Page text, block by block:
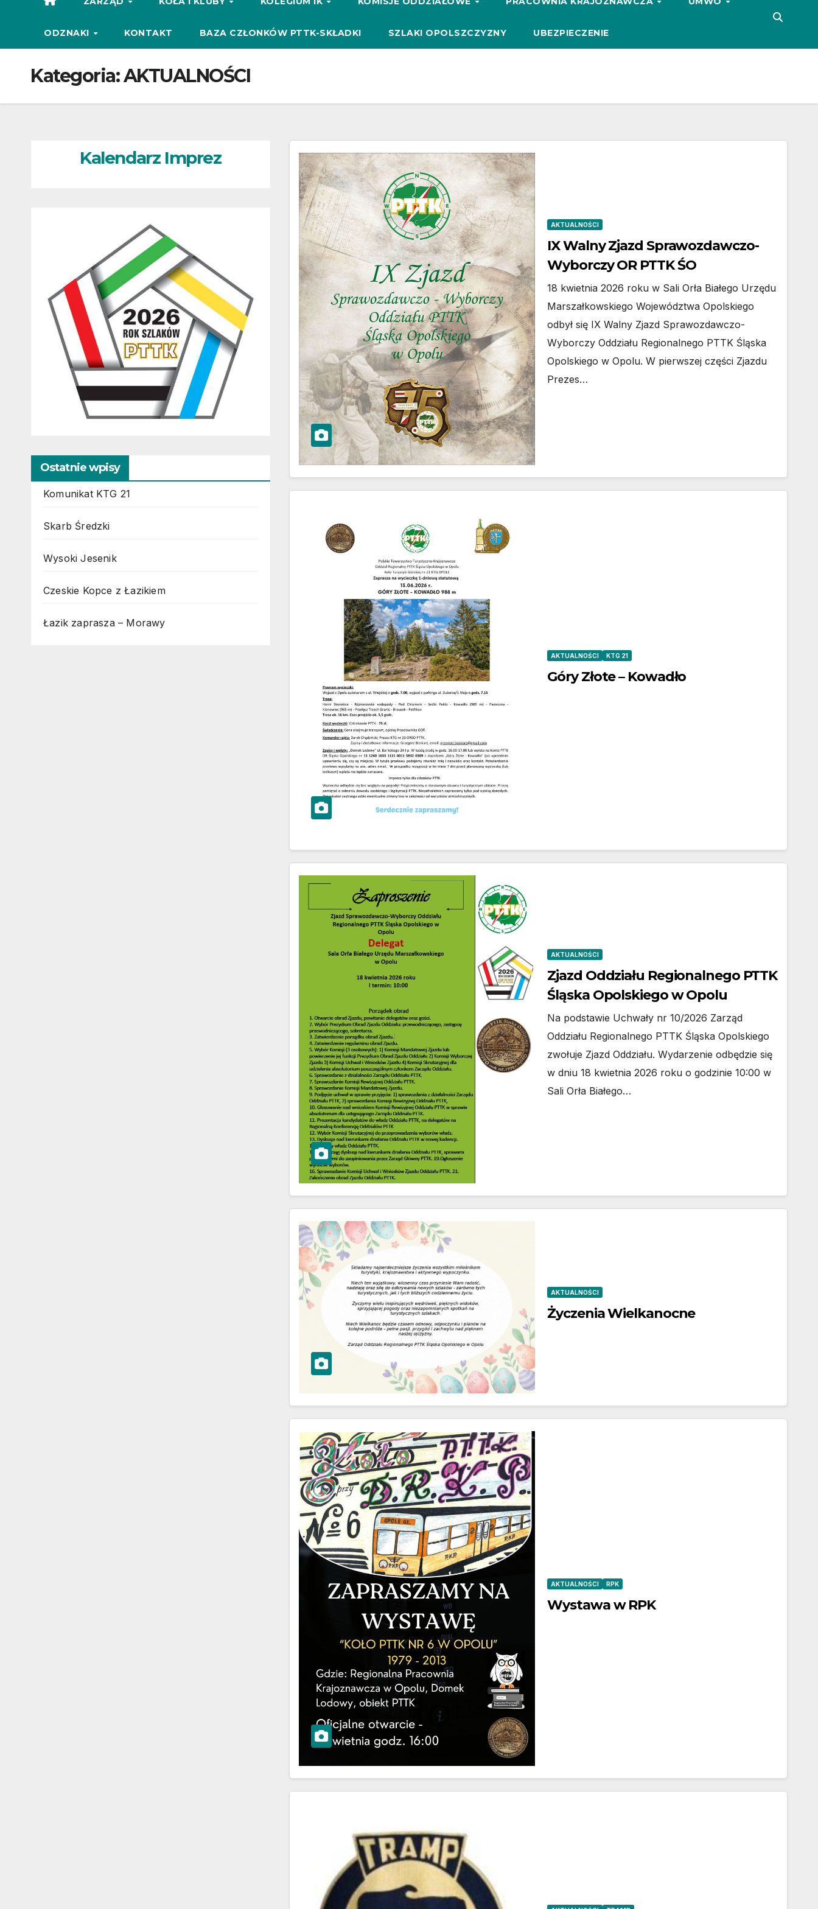
ODZNAKI KONTAKT BAZA CZŁONKÓW PTTK-SKŁADKI SZLAKI OPOLSZCZYZNY UBEZPIECZENIE
Kategoria:AKTUALNOŚCI
Kalendarz Imprez
Ostatnie wpisy
Komunikat KTG 21
Skarb Średzki
Wysoki Jesenik
Czeskie Kopce z Łazikiem
Łazik zaprasza – Morawy
AKTUALNOŚCI
IX Walny Zjazd Sprawozdawczo-
Wyborczy OR PTTK ŚO
18 kwietnia 2026 roku w Sali Orła Białego Urzędu
Marszałkowskiego Województwa Opolskiego
odbył się IX Walny Zjazd Sprawozdawczo-
Wyborczy Oddziału Regionalnego PTTK Śląska
Opolskiego w Opolu. W pierwszej części Zjazdu
Prezes…
AKTUALNOŚCI KTG 21
Góry Złote – Kowadło
AKTUALNOŚCI
Zjazd Oddziału Regionalnego PTTK
Śląska Opolskiego w Opolu
Na podstawie Uchwały nr 10/2026 Zarząd
Oddziału Regionalnego PTTK Śląska Opolskiego
zwołuje Zjazd Oddziału. Wydarzenie odbędzie się
w dniu 18 kwietnia 2026 roku o godzinie 10:00 w
Sali Orła Białego…
AKTUALNOŚCI
Życzenia Wielkanocne
AKTUALNOŚCI RPK
Wystawa w RPK